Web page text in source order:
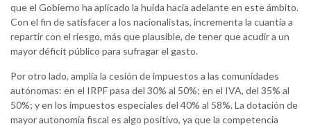
que el Gobierno ha aplicado la huida hacia adelante en este ámbito.
Con el fin de satisfacer a los nacionalistas, incrementa la cuantía a
repartir con el riesgo, más que plausible, de tener que acudir a un
mayor déficit público para sufragar el gasto.
Por otro lado, amplía la cesión de impuestos a las comunidades
autónomas: en el IRPF pasa del 30% al 50%; en el IVA, del 35% al
50%; y en los impuestos especiales del 40% al 58%. La dotación de
mayor autonomía fiscal es algo positivo, ya que la competencia